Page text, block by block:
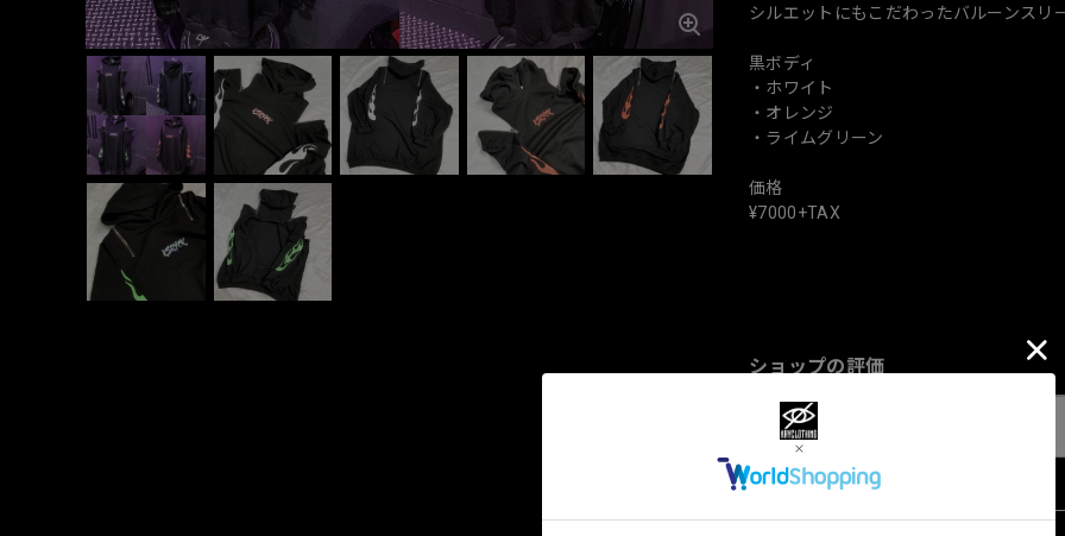
シルエットにもこだわったバルーンスリ
黒ボディ
・ホワイト
・オレンジ
・ライムグリーン
価格
¥7000+TAX
ショップの評価
すべて